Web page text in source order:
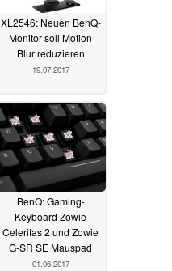
XL2546: Neuen BenQ-
Monitor soll Motion
Blur reduzieren
19.07.2017
BenQ: Gaming-
Keyboard Zowie
Celeritas 2 und Zowie
G-SR SE Mauspad
01.06.2017